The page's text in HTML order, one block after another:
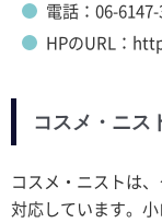
電話：06-
HPのURL：
コスメ・ニス
コスメ・ニストは
対応しています。小